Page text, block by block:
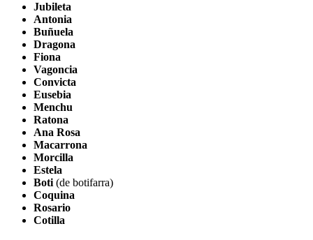
Jubileta
Antonia
Buñuela
Dragona
Fiona
Vagoncia
Convicta
Eusebia
Menchu
Ratona
Ana Rosa
Macarrona
Morcilla
Estela
Boti (de botifarra)
Coquina
Rosario
Cotilla